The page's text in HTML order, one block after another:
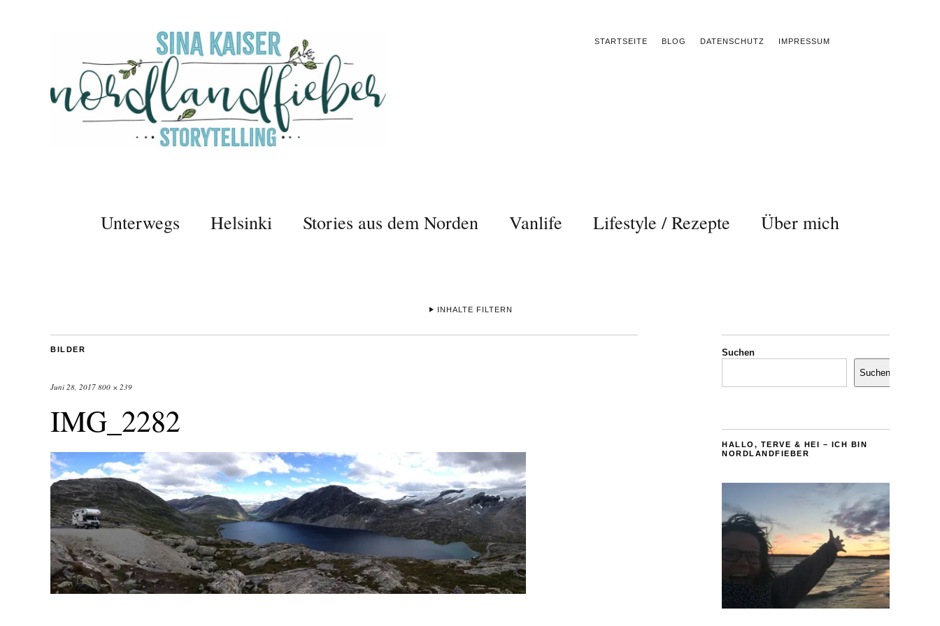
STARTSEITE BLOG DATENSCHUTZ IMPRESSUM
Unterwegs Helsinki Stories aus dem Norden Vanlife Lifestyle / Rezepte Über mich
INHALTE FILTERN
BILDER
Juni 28, 2017 800 × 239
IMG_2282
Suchen
Suchen
HALLO, TERVE & HEI – ICH BIN
NORDLANDFIEBER